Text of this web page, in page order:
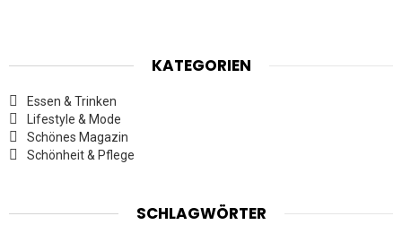
KATEGORIEN
Essen & Trinken
Lifestyle & Mode
Schönes Magazin
Schönheit & Pflege
SCHLAGWÖRTER